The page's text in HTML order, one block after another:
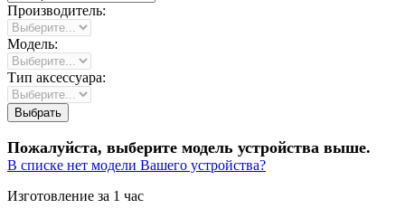
Производитель:
Модель:
Тип аксессуара:
Пожалуйста, выберите модель устройства выше.
В списке нет модели Вашего устройства?
Изготовление за 1 час